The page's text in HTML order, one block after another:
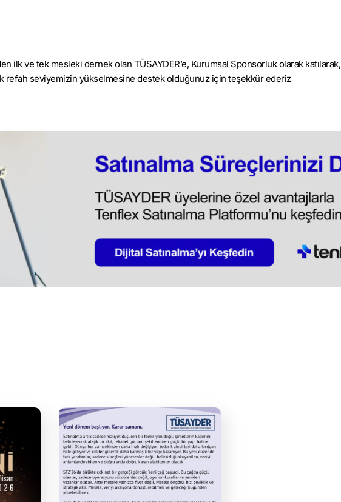
ilk ve tek mesleki dernek olan TÜSAYDER’e, Kurumsal Sponsorluk olarak katılarak,
refah seviyemizin yükselmesine destek olduğunuz için teşekkür ederiz